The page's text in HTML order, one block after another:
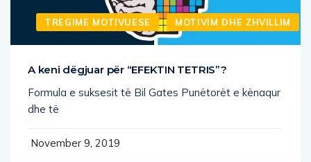
TREGIME MOTIVUESE MOTIVIM DHE ZHVILLIM
A keni dëgjuar për “EFEKTIN TETRIS”?
Formula e suksesit të Bil Gates Punëtorët e kënaqur
dhe të
November 9, 2019